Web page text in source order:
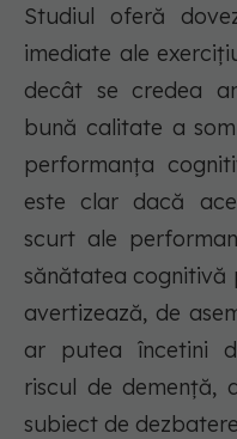
Studiul oferă
imediate ale
decât se credea
bună calitate a
performanța
este clar dacă
scurt ale
sănătatea cognitivă
avertizează, de
ar putea încetini
riscul de demență,
subiect de